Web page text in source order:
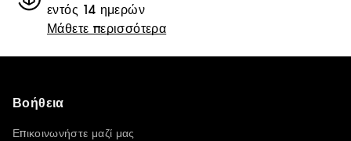
εντός 14 ημερών
Μάθετε περισσότερα
Βοήθεια
Επικοινωνήστε μαζί μας